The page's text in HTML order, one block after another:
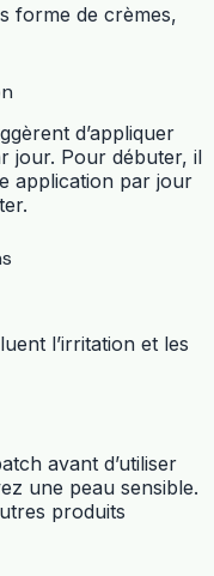
forme de crèmes,
d’appliquer
jour. Pour débuter, il
application par jour
l’irritation et les
avant d’utiliser
une peau sensible.
produits